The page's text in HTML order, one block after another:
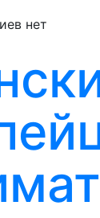
нет